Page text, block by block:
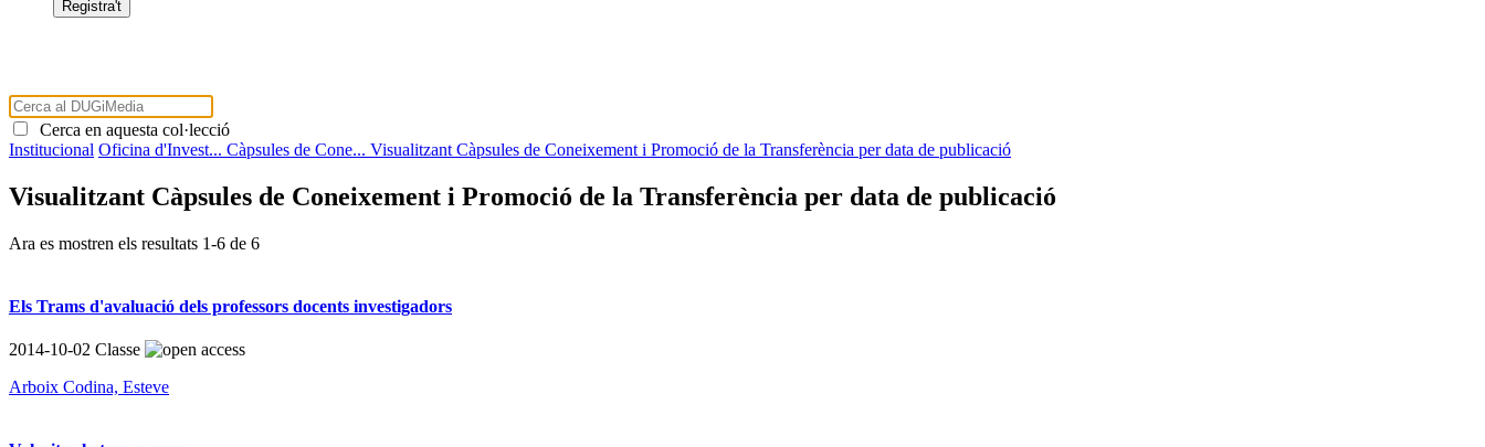
Cerca en aquesta col·lecció
Institucional Oficina d'Invest... Càpsules de Cone... Visualitzant Càpsules de Coneixement i Promoció de la Transferència per data de publicació
Visualitzant Càpsules de Coneixement i Promoció de la Transferència per data de publicació
Ara es mostren els resultats 1-6 de 6
Els Trams d'avaluació dels professors docents investigadors
2014-10-02 Classe
Arboix Codina, Esteve